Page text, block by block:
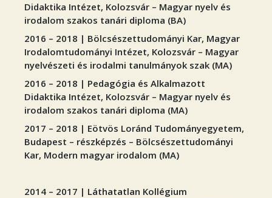
Didaktika Intézet, Kolozsvár – Magyar nyelv és
irodalom szakos tanári diploma (BA)
2016 – 2018 | Bölcsészettudományi Kar, Magyar
Irodalomtudományi Intézet, Kolozsvár – Magyar
nyelvészeti és irodalmi tanulmányok szak (MA)
2016 – 2018 | Pedagógia és Alkalmazott
Didaktika Intézet, Kolozsvár – Magyar nyelv és
irodalom szakos tanári diploma (MA)
2017 – 2018 | Eötvös Loránd Tudományegyetem,
Budapest – részképzés – Bölcsészettudományi
Kar, Modern magyar irodalom (MA)
2014 – 2017 | Láthatatlan Kollégium